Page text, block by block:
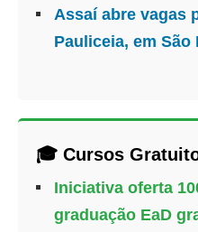
Assaí abre vagas
Pauliceia, em São
🎓 Cursos
Iniciativa oferta
graduação EaD